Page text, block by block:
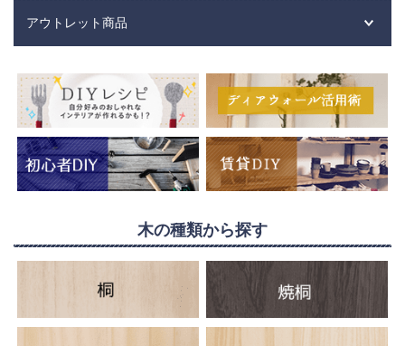
アウトレット商品
木の種類から探す